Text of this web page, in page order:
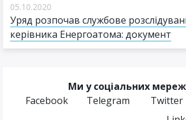
05.10.2020
Уряд розпочав службове
керівника Енергоатома: документ
Ми у соціальних
Facebook
Telegram Twitter